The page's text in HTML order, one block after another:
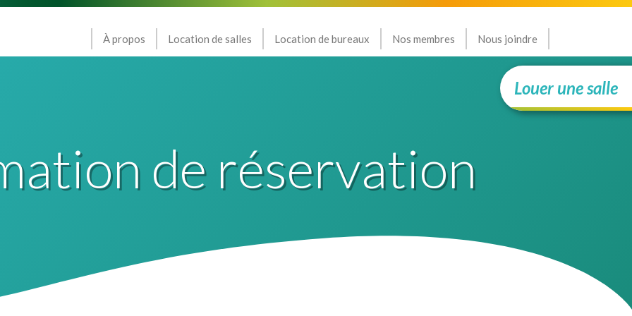
À propos Location de salles Location de bureaux Nos membres Nous joindre
Louer une salle
de réservation